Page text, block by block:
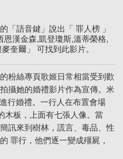
「語音鍵」說出「 罪人榜 」
恩漢金森,凱登瓊斯,溫蒂榮格,
奎爾」 可找到此影片。
粉絲專頁歌姬日常相當受到歡
攝她的婚禮影片作為宣傳。米
行婚禮。一行人在布置會場
木板，上面有七張人像。當
訊來到樹林，謊言、毒品、性
罪行，他們逐一變成殭屍，